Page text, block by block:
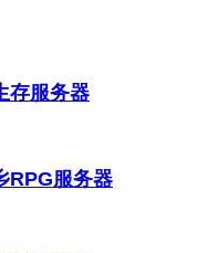
存服务器
RPG服务器